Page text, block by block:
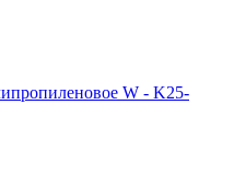
W - K25-